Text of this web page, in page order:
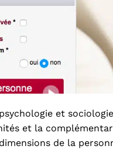
et
et la
de la